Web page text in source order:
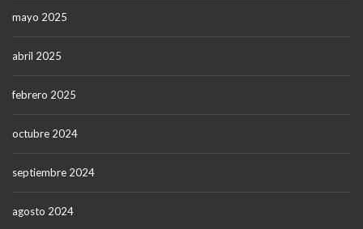
mayo 2025
abril 2025
febrero 2025
octubre 2024
septiembre 2024
agosto 2024